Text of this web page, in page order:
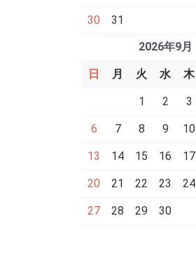
30
31
2026年9月
日 月 火 水 木
1 2 3
6 7 8 9 10
13 14 15 16 17
20 21 22 23 24
27 28 29 30